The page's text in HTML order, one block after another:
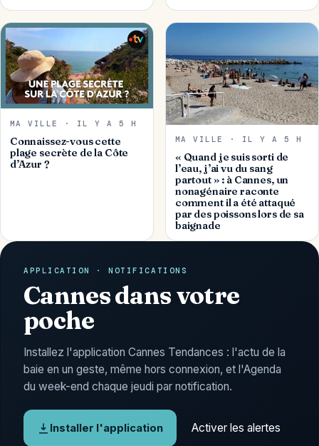
MA VILLE · IL Y A 5 H
Connaissez-vous cette
plage secrète de la Côte
d’Azur ?
MA VILLE · IL Y A 5 H
« Quand je suis sorti de
l’eau, j’ai vu du sang
partout » : à Cannes, un
nonagénaire raconte
comment il a été attaqué
par des poissons lors de sa
baignade
APPLICATION · NOTIFICATIONS
Cannes dans votre
poche
Installez l'application Cannes Tendances : l'actu de la
baie en un geste, même hors connexion, et l'Agenda
du week-end chaque jeudi par notification.
Installer l'application Activer les alertes